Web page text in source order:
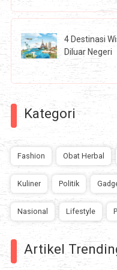
4 Destinasi
Diluar Negeri
Kategori
Fashion Obat Herbal
Kuliner Politik
Nasional Lifestyle
Artikel